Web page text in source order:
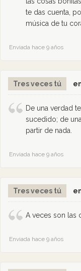
te das cuenta,
música de tu
Enviada hace 9 años
Tres veces tú
De una verdad
sucedido; de
partir de nada.
Enviada hace 9 años
Tres veces tú
A veces son las
Enviada hace 9 años